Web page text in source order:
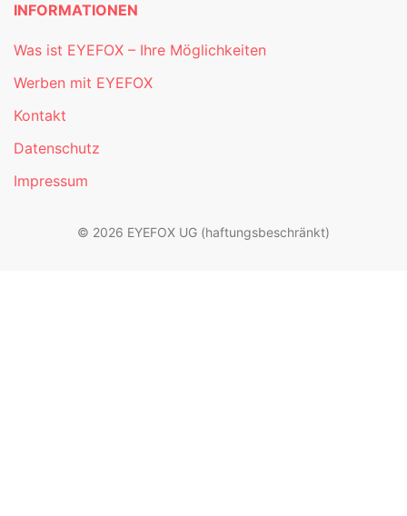
INFORMATIONEN
Was ist EYEFOX – Ihre Möglichkeiten
Werben mit EYEFOX
Kontakt
Datenschutz
Impressum
© 2026 EYEFOX UG (haftungsbeschränkt)